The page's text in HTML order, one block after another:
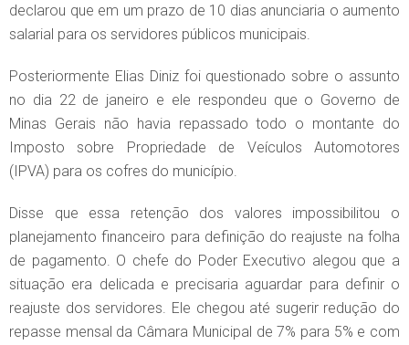
declarou que em um prazo de 10 dias anunciaria o aumento
salarial para os servidores públicos municipais.
Posteriormente Elias Diniz foi questionado sobre o assunto
no dia 22 de janeiro e ele respondeu que o Governo de
Minas Gerais não havia repassado todo o montante do
Imposto sobre Propriedade de Veículos Automotores
(IPVA) para os cofres do município.
Disse que essa retenção dos valores impossibilitou o
planejamento financeiro para definição do reajuste na folha
de pagamento. O chefe do Poder Executivo alegou que a
situação era delicada e precisaria aguardar para definir o
reajuste dos servidores. Ele chegou até sugerir redução do
repasse mensal da Câmara Municipal de 7% para 5% e com